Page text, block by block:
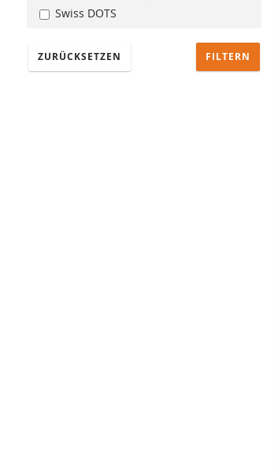
Swiss DOTS
ZURÜCKSETZEN